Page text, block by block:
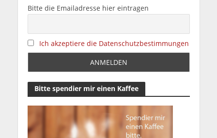
Bitte die Emailadresse hier eintragen
Ich akzeptiere die Datenschutzbestimmungen
Bitte spendier mir einen Kaffee